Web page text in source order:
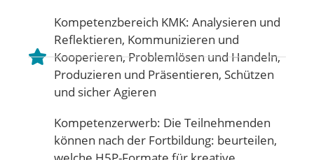
Kompetenzbereich KMK: Analysieren und
Reflektieren, Kommunizieren und
Kooperieren,Problemlösen und Handeln,
Produzieren und Präsentieren, Schützen
und sicher Agieren
Kompetenzerwerb: Die Teilnehmenden
können nach der Fortbildung: beurteilen,